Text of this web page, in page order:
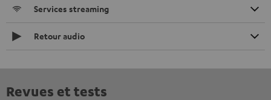
Services streaming
Retour audio
Revues et tests